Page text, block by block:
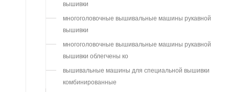
вышивки
многоголовочные вышивальные машины рукавной
вышивки
многоголовочные вышивальные машины рукавной
вышивки облегчены ко
вышивальные машины для специальной вышивки
комбинированные